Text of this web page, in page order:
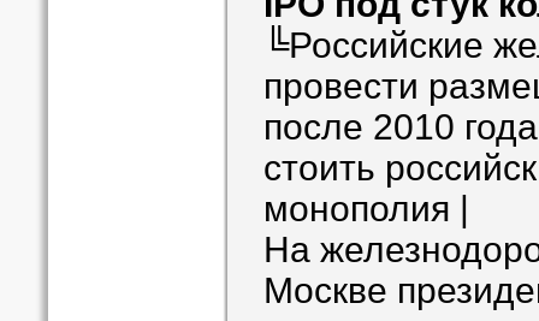
╚Российские
провести
после 2010
стоить
монополия |
На
Москве